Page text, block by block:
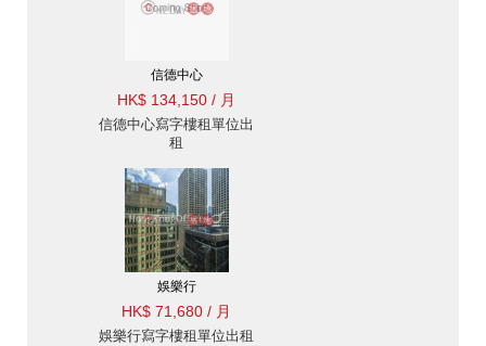
信德中心
HK$ 134,150 / 月
信德中心寫字樓租單位出
租
娛樂行
HK$ 71,680 / 月
娛樂行寫字樓租單位出租